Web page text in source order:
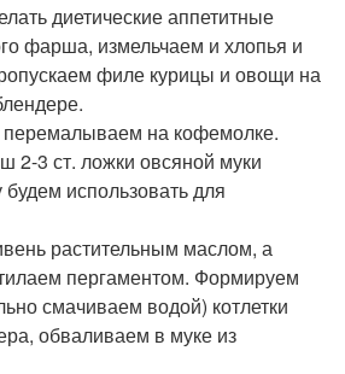
диетические аппетитные
фарша, измельчаем и хлопья и
филе курицы и овощи на
перемалываем на кофемолке.
2-3 ст. ложки овсяной муки
использовать для
растительным маслом, а
пергаментом. Формируем
смачиваем водой) котлетки
обваливаем в муке из